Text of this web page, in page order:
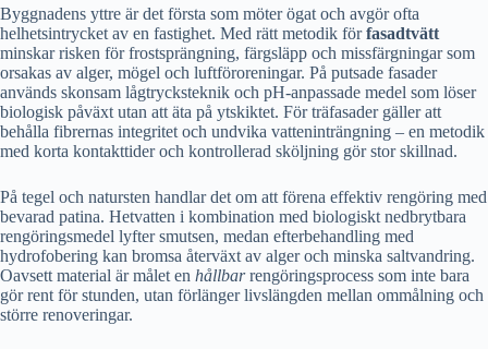
Byggnadens yttre är det första som möter ögat och avgör ofta
helhetsintrycket av en fastighet. Med rätt metodik förfasadtvätt
minskar risken för frostsprängning, färgsläpp och missfärgningar som
orsakas av alger, mögel och luftföroreningar. På putsade fasader
används skonsam lågtrycksteknik och pH-anpassade medel som löser
biologisk påväxt utan att äta på ytskiktet. För träfasader gäller att
behålla fibrernas integritet och undvika vatteninträngning – en metodik
med korta kontakt­tider och kontrollerad sköljning gör stor skillnad.
På tegel och natursten handlar det om att förena effektiv rengöring med
bevarad patina. Hetvatten i kombination med biologiskt nedbrytbara
rengöringsmedel lyfter smutsen, medan efterbehandling med
hydrofobering kan bromsa återväxt av alger och minska saltvandring.
Oavsett material är målet en hållbarrengöringsprocess som inte bara
gör rent för stunden, utan förlänger livslängden mellan ommålning och
större renoveringar.